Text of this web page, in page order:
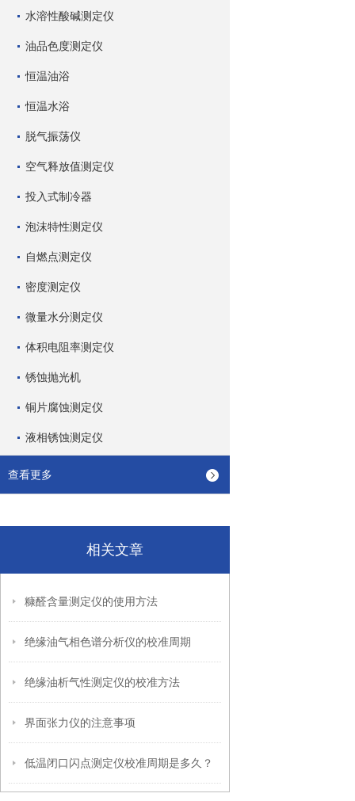
水溶性酸碱测定仪
油品色度测定仪
恒温油浴
恒温水浴
脱气振荡仪
空气释放值测定仪
投入式制冷器
泡沫特性测定仪
自燃点测定仪
密度测定仪
微量水分测定仪
体积电阻率测定仪
锈蚀抛光机
铜片腐蚀测定仪
液相锈蚀测定仪
查看更多
相关文章
糠醛含量测定仪的使用方法
绝缘油气相色谱分析仪的校准周期
绝缘油析气性测定仪的校准方法
界面张力仪的注意事项
低温闭口闪点测定仪校准周期是多久？